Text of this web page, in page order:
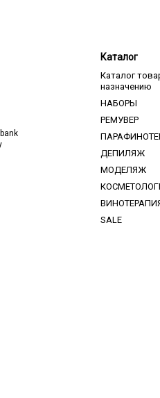
Каталог
Каталог
назначению
НАБОРЫ
РЕМУВЕР
ДЕПИЛЯЖ
МОДЕЛЯЖ
SALE